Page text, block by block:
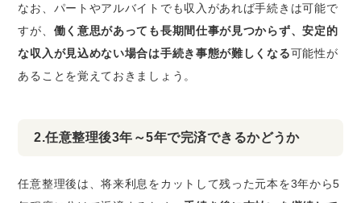
なお、パートやアルバイトでも収入があれば手続きは可能で
すが、 働く意思があっても長期間仕事が見つからず、安定的
な収入が見込めない場合は手続き事態が難しくなる可能性が
あることを覚えておきましょう。
2.任意整理後3年～5年で完済できるかどうか
任意整理後は、将来利息をカットして残った元本を3年から5